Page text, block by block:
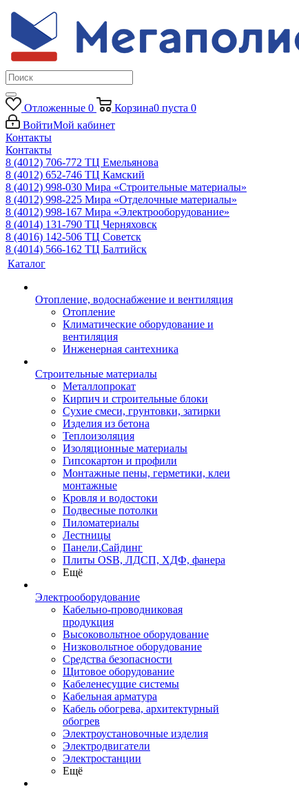
Отложенные 0 Корзина0 пуста 0
ВойтиМой кабинет
Контакты
Контакты
8 (4012) 706-772 ТЦ Емельянова
8 (4012) 652-746 ТЦ Камский
8 (4012) 998-030 Мира «Строительные материалы»
8 (4012) 998-225 Мира «Отделочные материалы»
8 (4012) 998-167 Мира «Электрооборудование»
8 (4014) 131-790 ТЦ Черняховск
8 (4016) 142-506 ТЦ Советск
8 (4014) 566-162 ТЦ Балтийск
Каталог
Отопление, водоснабжение и вентиляция
Отопление
Климатические оборудование и
вентиляция
Инженерная сантехника
Строительные материалы
Металлопрокат
Кирпич и строительные блоки
Сухие смеси, грунтовки, затирки
Изделия из бетона
Теплоизоляция
Изоляционные материалы
Гипсокартон и профили
Монтажные пены, герметики, клеи
монтажные
Кровля и водостоки
Подвесные потолки
Пиломатериалы
Лестницы
Панели,Сайдинг
Плиты OSB, ЛДСП, ХДФ, фанера
Ещё
Электрооборудование
Кабельно-проводниковая
продукция
Высоковольтное оборудование
Низковольтное оборудование
Средства безопасности
Щитовое оборудование
Кабеленесущие системы
Кабельная арматура
Кабель обогрева, архитектурный
обогрев
Электроустановочные изделия
Электродвигатели
Электростанции
Ещё